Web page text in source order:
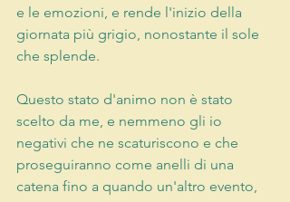
e le emozioni, e rende l'inizio della
giornata più grigio, nonostante il sole
che splende.
Questo stato d'animo non è stato
scelto da me, e nemmeno gli io
negativi che ne scaturiscono e che
proseguiranno come anelli di una
catena fino a quando un'altro evento,